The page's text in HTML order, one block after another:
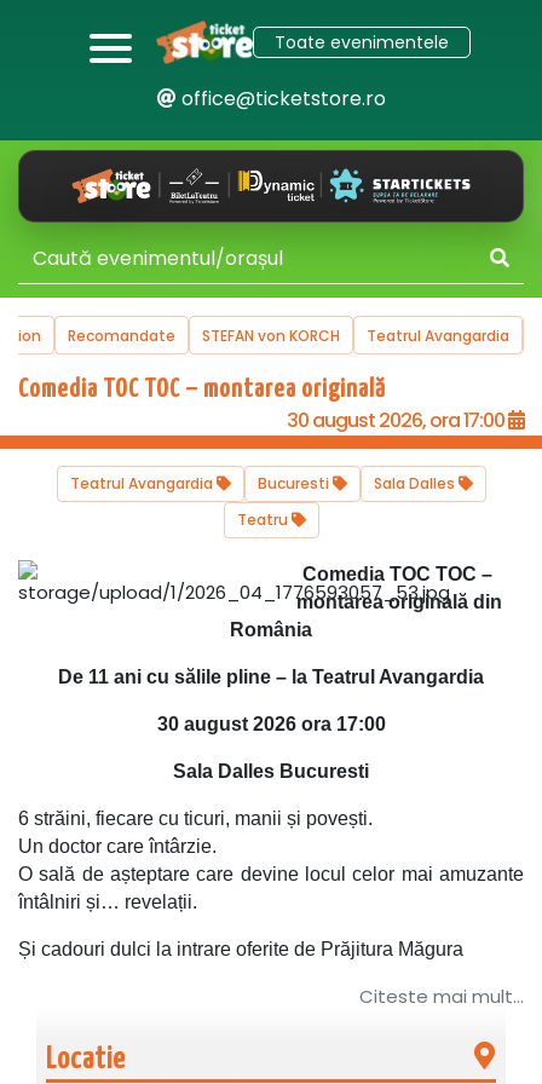
Toate evenimentele
office@ticketstore.ro
Recomandate STEFAN von KORCH Teatrul Avangardia
Comedia TOC TOC – montarea originală
30 august 2026, ora 17:00
Teatrul Avangardia Bucuresti
Sala Dalles
Teatru
Comedia TOC TOC –
montarea originală din
România
De 11 ani cu sălile pline – la Teatrul Avangardia
30 august 2026 ora 17:00
Sala Dalles Bucuresti
6 străini, fiecare cu ticuri, manii și povești.
Un doctor care întârzie.
O sală de așteptare care devine locul celor mai amuzante
întâlniri și… revelații.
Și cadouri dulci la intrare oferite de Prăjitura Măgura
În 2015, Teatrul Avangardia aducea pentru prima data în
de râs tot mapamondul – TOC TOC de Laurent Baffie.
Citeste mai mult...
Locatie